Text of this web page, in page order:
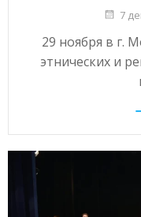
7
29 ноября в г.
этнических и